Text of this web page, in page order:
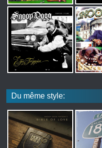
Du même style: